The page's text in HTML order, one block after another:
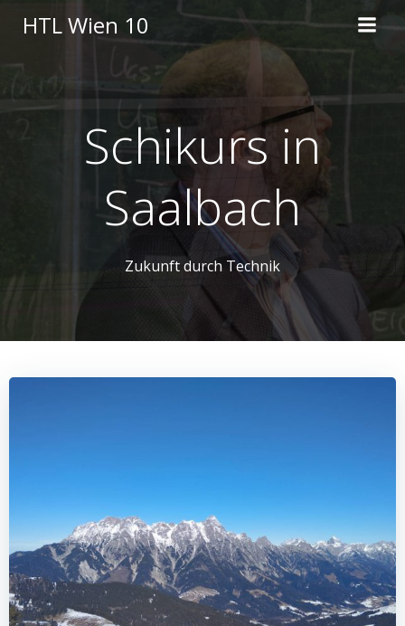
HTL Wien 10
Schikurs in
Saalbach
Zukunft durch Technik